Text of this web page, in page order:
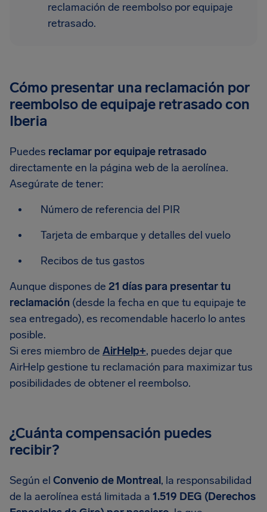
reclamación de reembolso por equipaje
retrasado.
Cómo presentar una reclamación por
reembolso de equipaje retrasado con
Iberia
Puedes reclamar por equipaje retrasado
directamente en la página web de la aerolínea.
Asegúrate de tener:
Número de referencia del PIR
Tarjeta de embarque y detalles del vuelo
Recibos de tus gastos
Aunque dispones de 21 días para presentar tu
reclamación (desde la fecha en que tu equipaje te
sea entregado), es recomendable hacerlo lo antes
posible.
Si eres miembro de AirHelp+, puedes dejar que
AirHelp gestione tu reclamación para maximizar tus
posibilidades de obtener el reembolso.
¿Cuánta compensación puedes
recibir?
Según el Convenio de Montreal, la responsabilidad
de la aerolínea está limitada a 1.519 DEG (Derechos